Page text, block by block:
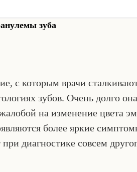
зуба
с которым врачи
зубов. Очень долго
на изменение цвета
более яркие
диагностике совсем